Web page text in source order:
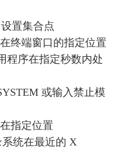
置集合点
终端窗口的指定位置
程序在指定秒数内处
或输入禁止模
指定位置
系统在最近的 X